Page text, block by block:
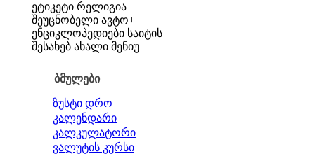
ეტიკეტი რელიგია
შეუცნობელი ავტო+
ენციკლოპედიები საიტის
შესახებ ახალი მენიუ
ბმულები
ზუსტი დრო
კალენდარი
კალკულატორი
ვალუტის კურსი